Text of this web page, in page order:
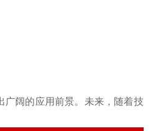
广阔的应用前景。未来，随着技